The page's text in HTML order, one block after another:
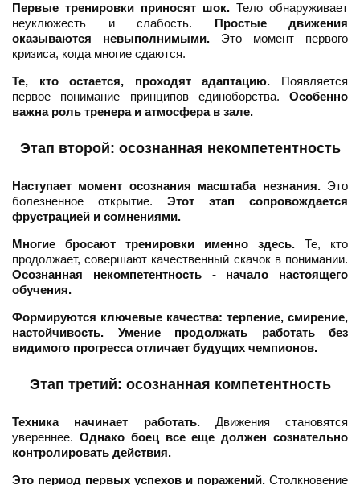
Первые тренировки приносят шок. Тело обнаруживает
неуклюжесть и слабость. Простые движения
оказываются невыполнимыми. Это момент первого
кризиса, когда многие сдаются.
Те, кто остается, проходят адаптацию. Появляется
первое понимание принципов единоборства. Особенно
важна роль тренера и атмосфера в зале.
Этап второй: осознанная некомпетентность
Наступает момент осознания масштаба незнания.Это
болезненное открытие. Этот этап сопровождается
фрустрацией и сомнениями.
Многие бросают тренировки именно здесь. Те, кто
продолжает, совершают качественный скачок в понимании.
Осознанная некомпетентность - начало настоящего
обучения.
Формируются ключевые качества: терпение, смирение,
настойчивость.
Умение продолжать работать без
видимого прогресса отличает будущих чемпионов.
Этап третий: осознанная компетентность
Техника начинает работать.Движения становятся
увереннее. Однако боец все еще должен сознательно
контролировать действия.
Это период первых успехов и поражений. Столкновение